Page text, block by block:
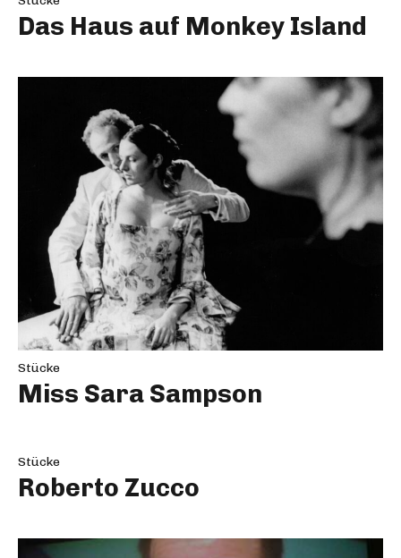
Das Haus auf Monkey Island
Stücke
Miss Sara Sampson
Stücke
Roberto Zucco